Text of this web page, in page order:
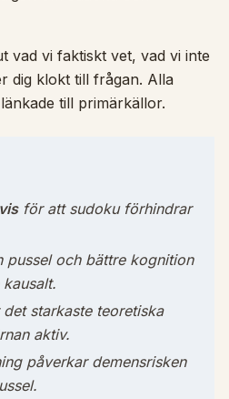
vad vi faktiskt vet, vad vi inte
dig klokt till frågan. Alla
till primärkällor.
för att sudoku förhindrar
pussel och bättre kognition
starkaste teoretiska
aktiv.
påverkar demensrisken